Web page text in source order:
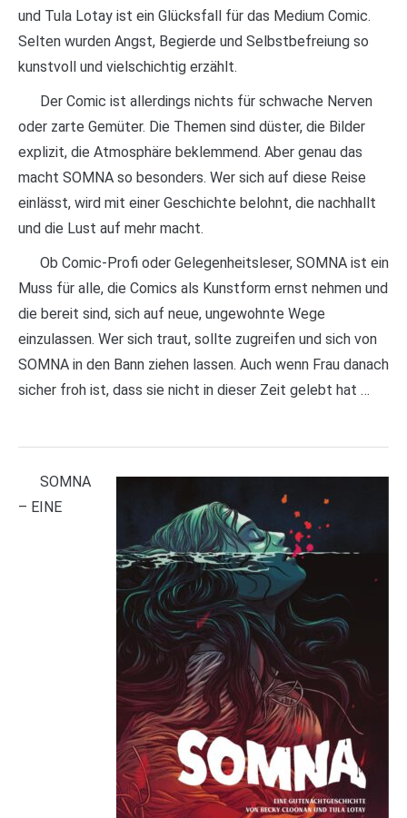
und Tula Lotay ist ein Glücksfall für das Medium Comic.
Selten wurden Angst, Begierde und Selbstbefreiung so
kunstvoll und vielschichtig erzählt.
Der Comic ist allerdings nichts für schwache Nerven
oder zarte Gemüter. Die Themen sind düster, die Bilder
explizit, die Atmosphäre beklemmend. Aber genau das
macht SOMNA so besonders. Wer sich auf diese Reise
einlässt, wird mit einer Geschichte belohnt, die nachhallt
und die Lust auf mehr macht.
Ob Comic-Profi oder Gelegenheitsleser, SOMNA ist ein
Muss für alle, die Comics als Kunstform ernst nehmen und
die bereit sind, sich auf neue, ungewohnte Wege
einzulassen. Wer sich traut, sollte zugreifen und sich von
SOMNA in den Bann ziehen lassen. Auch wenn Frau danach
sicher froh ist, dass sie nicht in dieser Zeit gelebt hat …
SOMNA
– EINE